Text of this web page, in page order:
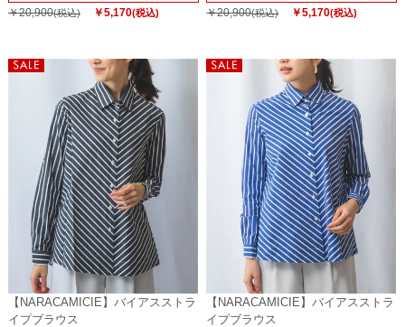
￥20,900(税込) ￥5,170(税込) ￥20,900(税込) ￥5,170(税込)
【NARACAMICIE】バイアスストラ
イプブラウス
【NARACAMICIE】バイアスストラ
イプブラウス